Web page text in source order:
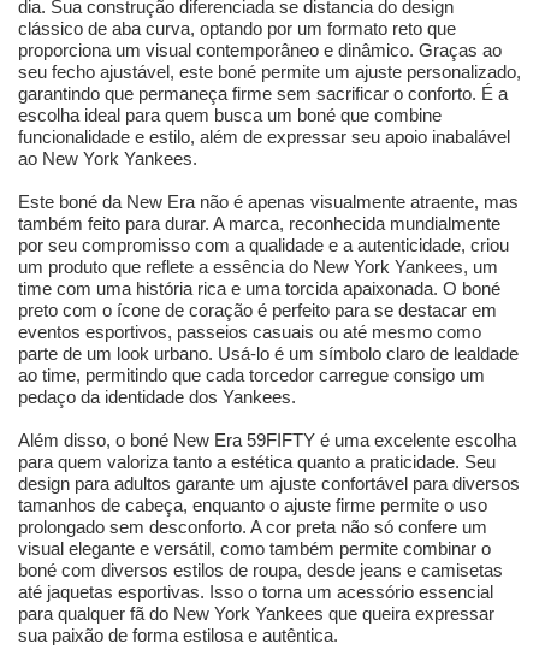
dia. Sua construção diferenciada se distancia do design
clássico de aba curva, optando por um formato reto que
proporciona um visual contemporâneo e dinâmico. Graças ao
seu fecho ajustável, este boné permite um ajuste personalizado,
garantindo que permaneça firme sem sacrificar o conforto. É a
escolha ideal para quem busca um boné que combine
funcionalidade e estilo, além de expressar seu apoio inabalável
ao New York Yankees.
Este boné da New Era não é apenas visualmente atraente, mas
também feito para durar. A marca, reconhecida mundialmente
por seu compromisso com a qualidade e a autenticidade, criou
um produto que reflete a essência do New York Yankees, um
time com uma história rica e uma torcida apaixonada. O boné
preto com o ícone de coração é perfeito para se destacar em
eventos esportivos, passeios casuais ou até mesmo como
parte de um look urbano. Usá-lo é um símbolo claro de lealdade
ao time, permitindo que cada torcedor carregue consigo um
pedaço da identidade dos Yankees.
Além disso, o boné New Era 59FIFTY é uma excelente escolha
para quem valoriza tanto a estética quanto a praticidade. Seu
design para adultos garante um ajuste confortável para diversos
tamanhos de cabeça, enquanto o ajuste firme permite o uso
prolongado sem desconforto. A cor preta não só confere um
visual elegante e versátil, como também permite combinar o
boné com diversos estilos de roupa, desde jeans e camisetas
até jaquetas esportivas. Isso o torna um acessório essencial
para qualquer fã do New York Yankees que queira expressar
sua paixão de forma estilosa e autêntica.